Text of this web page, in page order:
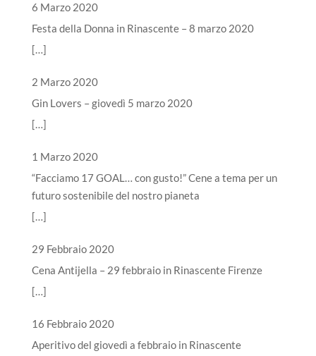
6 Marzo 2020
Festa della Donna in Rinascente – 8 marzo 2020
[…]
2 Marzo 2020
Gin Lovers – giovedì 5 marzo 2020
[…]
1 Marzo 2020
“Facciamo 17 GOAL… con gusto!” Cene a tema per un
futuro sostenibile del nostro pianeta
[…]
29 Febbraio 2020
Cena Antijella – 29 febbraio in Rinascente Firenze
[…]
16 Febbraio 2020
Aperitivo del giovedì a febbraio in Rinascente